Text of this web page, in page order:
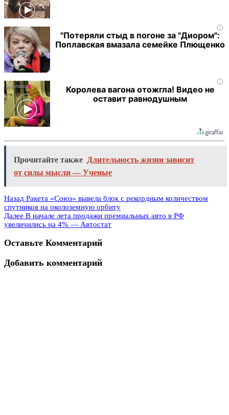
i
"Потеряли стыд в погоне за "Диором":
Поплавская вмазала семейке Плющенко
i
Королева вагона отожгла! Видео не
оставит равнодушным
Прочитайте также Длительность жизни зависит
от силы мысли — Ученые
Назад Ракета «Союз» вывела блок с рекордным количеством
спутников на околоземную орбиту
Далее В начале лета продажи премиальных авто в РФ
увеличились на 4% — Автостат
Оставьте Комментарий
Добавить комментарий